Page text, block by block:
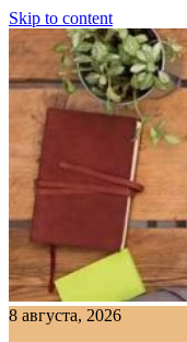
Skip to content
8 августа, 2026